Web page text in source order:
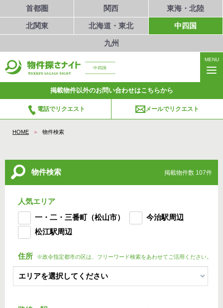
首都圏 関西 東海・北陸
北関東 北海道・東北 中四国
九州
中四国
MENU
掲載物件以外のお問い合わせはこちらから
電話でリクエスト メールでリクエスト
HOME 物件検索
物件検索 掲載物件数 107件
人気エリア
一・二・三番町（松山市）
今治駅周辺
松江駅周辺
住所 ※政令指定都市の区は、フリーワード検索をあわせてご活用ください。